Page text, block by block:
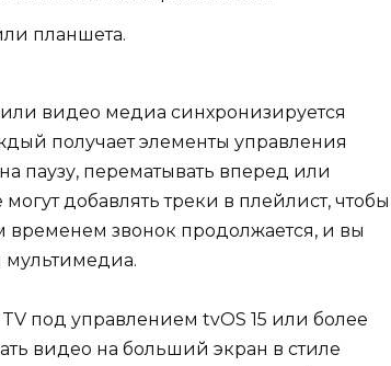
планшета.
видео медиа синхронизируется
получает элементы управления
паузу, перематывать вперед или
добавлять треки в плейлист, чтобы
временем звонок продолжается, и вы
мультимедиа.
под управлением tvOS 15 или более
видео на больший экран в стиле